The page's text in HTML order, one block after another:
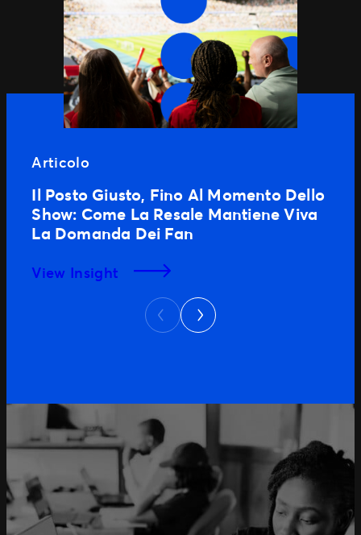
Articolo
Il Posto Giusto, Fino Al Momento Dello
Show: Come La Resale Mantiene Viva
La Domanda Dei Fan
View Insight
Previous
Next